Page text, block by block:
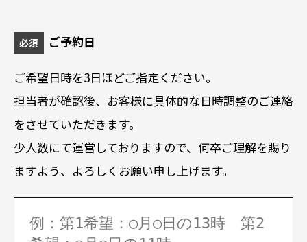
必須 ご予約日
ご希望日時を3日ほどご指定ください。
担当者が確認後、お客様に具体的な日時調整のご連絡
をさせていただきます。
少人数にて運営しておりますので、何卒ご理解を賜り
ますよう、よろしくお願い申し上げます。